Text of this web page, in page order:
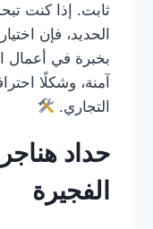
ثابت. إذا كنت
الحديد، فإن اختيار
بخبرة في أعمال
آمنة، وشكلًا
التجاري.
حداد
الفجيرة